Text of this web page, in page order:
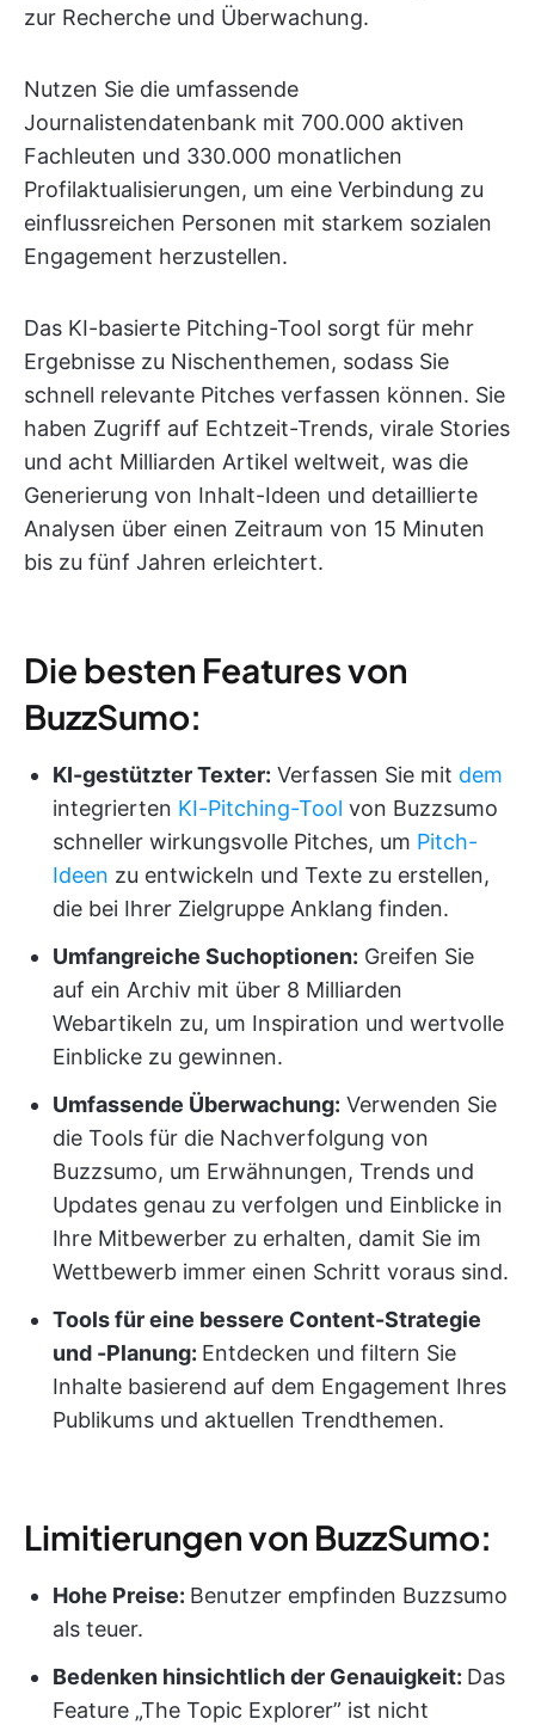
zur Recherche und Überwachung.
Nutzen Sie die umfassende
Journalistendatenbank mit 700.000 aktiven
Fachleuten und 330.000 monatlichen
Profilaktualisierungen, um eine Verbindung zu
einflussreichen Personen mit starkem sozialen
Engagement herzustellen.
Das KI-basierte Pitching-Tool sorgt für mehr
Ergebnisse zu Nischenthemen, sodass Sie
schnell relevante Pitches verfassen können. Sie
haben Zugriff auf Echtzeit-Trends, virale Stories
und acht Milliarden Artikel weltweit, was die
Generierung von Inhalt-Ideen und detaillierte
Analysen über einen Zeitraum von 15 Minuten
bis zu fünf Jahren erleichtert.
Die besten Features von
BuzzSumo:
KI-gestützter Texter: Verfassen Sie mit dem
integrierten KI-Pitching-Tool von Buzzsumo
schneller wirkungsvolle Pitches, um Pitch-
Ideen zu entwickeln und Texte zu erstellen,
die bei Ihrer Zielgruppe Anklang finden.
Umfangreiche Suchoptionen: Greifen Sie
auf ein Archiv mit über 8 Milliarden
Webartikeln zu, um Inspiration und wertvolle
Einblicke zu gewinnen.
Umfassende Überwachung: Verwenden Sie
die Tools für die Nachverfolgung von
Buzzsumo, um Erwähnungen, Trends und
Updates genau zu verfolgen und Einblicke in
Ihre Mitbewerber zu erhalten, damit Sie im
Wettbewerb immer einen Schritt voraus sind.
Tools für eine bessere Content-Strategie
und -Planung: Entdecken und filtern Sie
Inhalte basierend auf dem Engagement Ihres
Publikums und aktuellen Trendthemen.
Limitierungen von BuzzSumo:
Hohe Preise: Benutzer empfinden Buzzsumo
als teuer.
Bedenken hinsichtlich der Genauigkeit: Das
Feature „The Topic Explorer” ist nicht